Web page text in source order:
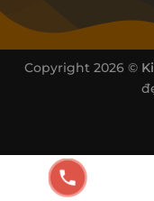
Copyright 2026 ©